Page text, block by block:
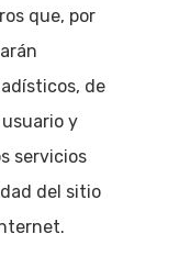
que, por
de
y
servicios
del sitio